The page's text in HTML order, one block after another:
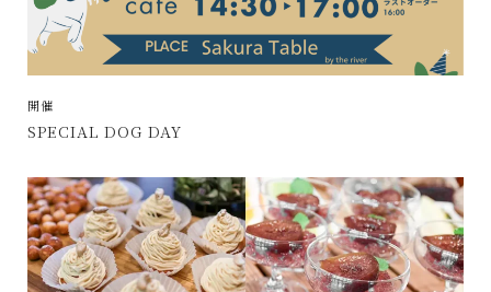
開催
SPECIAL DOG DAY